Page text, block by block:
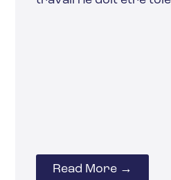
Read More →